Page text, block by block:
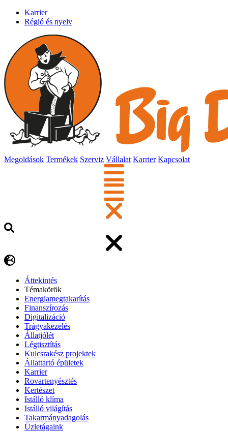
Karrier
Régió és nyelv
Megoldások Termékek Szerviz Vállalat Karrier Kapcsolat
Áttekintés
Témakörök
Energiamegtakarítás
Finanszírozás
Digitalizáció
Trágyakezelés
Állatjólét
Légtisztítás
Kulcsrakész projektek
Állattartó épületek
Karrier
Rovartenyésztés
Kertészet
Istálló klíma
Istálló világítás
Takarmányadagolás
Üzletágaink